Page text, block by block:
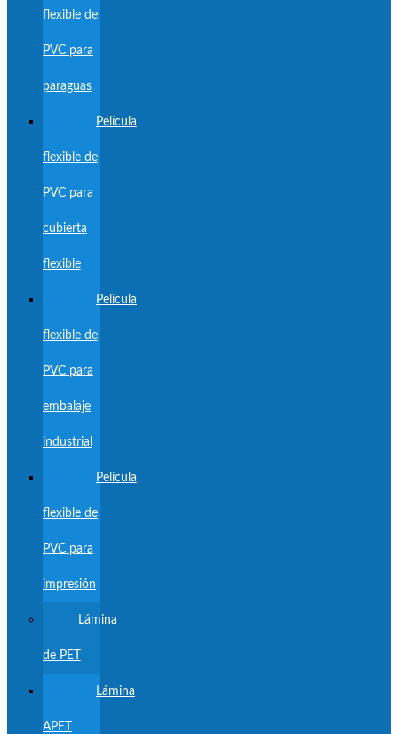
flexible de
PVC para
paraguas
Película
flexible de
PVC para
cubierta
flexible
Película
flexible de
PVC para
embalaje
industrial
Película
flexible de
PVC para
impresión
Lámina
de PET
Lámina
APET